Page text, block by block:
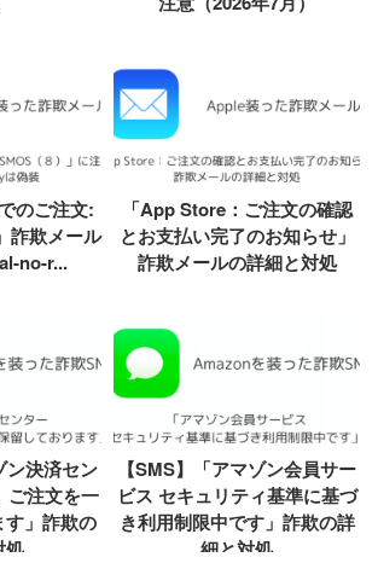
のご注文:
詐欺メール
no-r...
「App Store：ご注文の確認
とお支払い完了のお知らせ」
詐欺メールの詳細と対処
ン決済セン
ご注文を一
」詐欺の
処
【SMS】「アマゾン会員サー
ビス セキュリティ基準に基づ
き利用制限中です」詐欺の詳
細と対処